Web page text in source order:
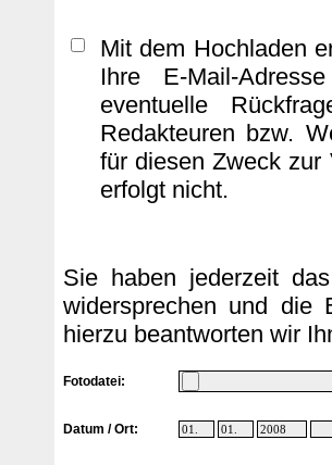
Mit dem Hochladen
Ihre E-Mail-
eventuelle
Redakteuren bzw.
für diesen Zweck zur
erfolgt nicht.
Sie haben jederzeit
widersprechen und die
hierzu beantworten wir
Fotodatei:
Datum / Ort: